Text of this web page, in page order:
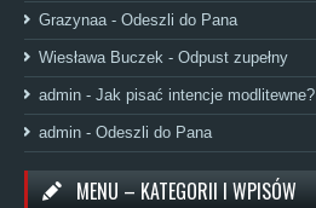
Grazynaa- Odeszli do Pana
Wiesława Buczek - Odpust zupełny
admin - Jak pisać intencje modlitewne?
admin - Odeszli do Pana
MENU – KATEGORII I WPISÓW